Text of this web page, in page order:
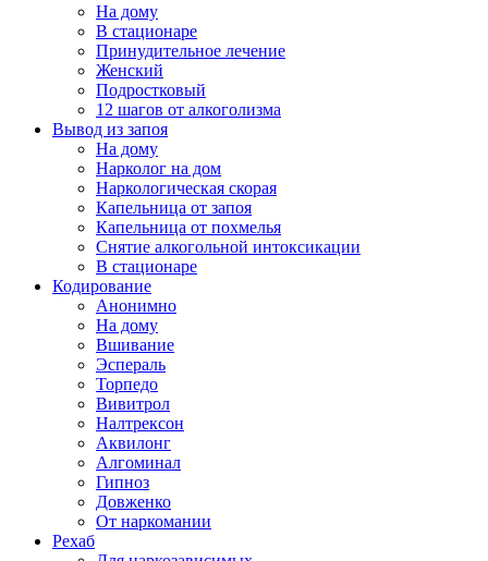
На дому
В стационаре
Принудительное лечение
Женский
Подростковый
12 шагов от алкоголизма
Вывод из запоя
На дому
Нарколог на дом
Наркологическая скорая
Капельница от запоя
Капельница от похмелья
Снятие алкогольной интоксикации
В стационаре
Кодирование
Анонимно
На дому
Вшивание
Эспераль
Торпедо
Вивитрол
Налтрексон
Аквилонг
Алгоминал
Гипноз
Довженко
От наркомании
Рехаб